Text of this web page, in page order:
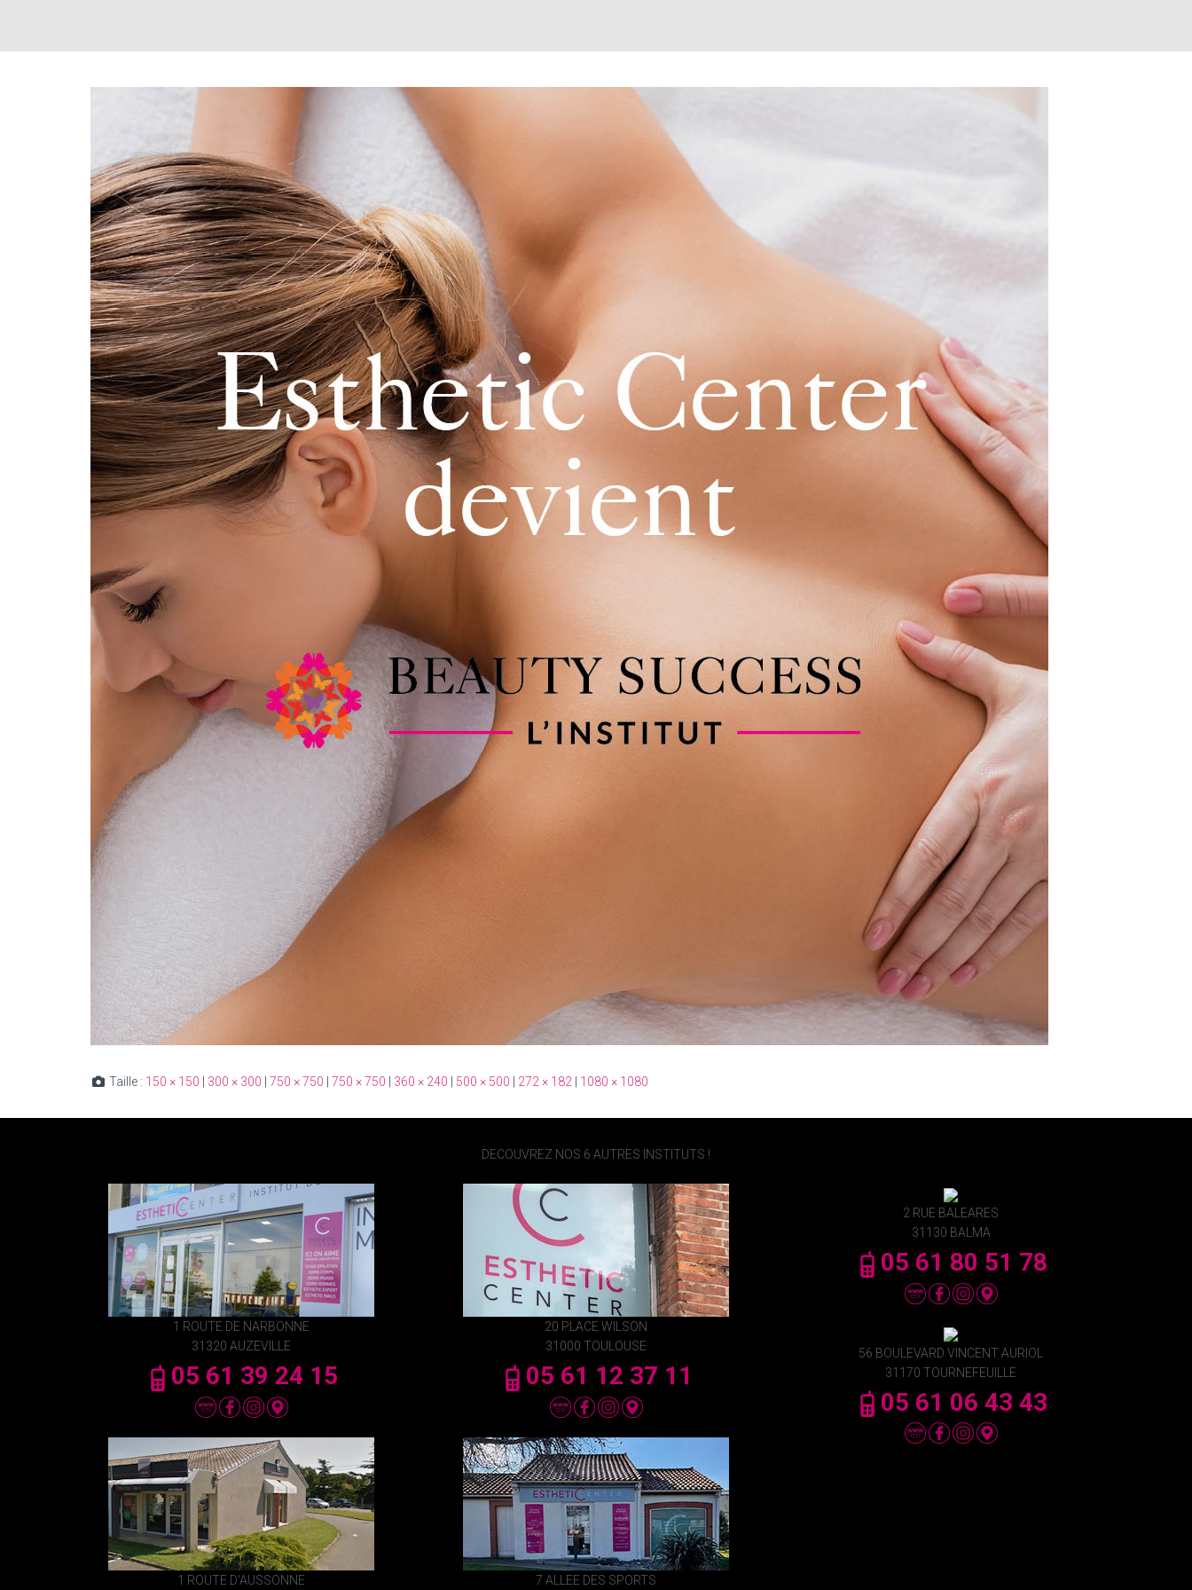
Taille : 150 × 150 300 × 300 750 × 750 750 × 750 360 × 240 500 × 500 272 × 182 1080 × 1080
1 ROUTE DE NARBONNE
31320 AUZEVILLE
05 61 39 24 15
1 ROUTE D'AUSSONNE
DECOUVREZ NOS 6 AUTRES INSTITUTS !
20 PLACE WILSON
31000 TOULOUSE
05 61 12 37 11
7 ALLEE DES SPORTS
2 RUE BALEARES
31130 BALMA
05 61 80 51 78
56 BOULEVARD VINCENT AURIOL
31170 TOURNEFEUILLE
05 61 06 43 43